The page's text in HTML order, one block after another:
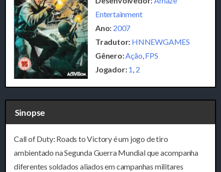
Entertainment
Ano: 2007
Tradutor: HNNEWGAMES
Gênero:Ação FPS
Jogador:1 2
Sinopse
Call of Duty: Roads to Victoryé um jogo de tiro
ambientado na Segunda Guerra Mundial que acompanha
diferentes soldados aliados em campanhas militares